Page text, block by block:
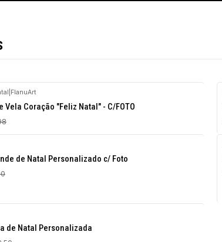
FlanuArt
Vela Coração "Feliz Natal" - C/FOTO
de Natal Personalizado c/ Foto
de Natal Personalizada